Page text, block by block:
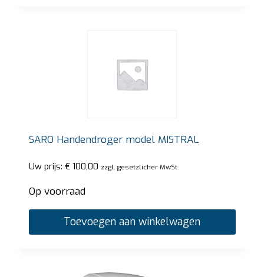
SARO Handendroger model MISTRAL
Uw prijs: €100,00 zzgl. gesetzlicher MwSt.
Op voorraad
Toevoegen aan winkelwagen